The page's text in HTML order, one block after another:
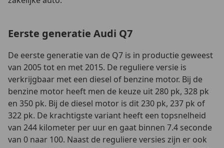
Eerste generatie Audi Q7
De eerste generatie van de Q7 is in productie geweest
van 2005 tot en met 2015. De reguliere versie is
verkrijgbaar met een diesel of benzine motor. Bij de
benzine motor heeft men de keuze uit 280 pk, 328 pk
en 350 pk. Bij de diesel motor is dit 230 pk, 237 pk of
322 pk. De krachtigste variant heeft een topsnelheid
van 244 kilometer per uur en gaat binnen 7.4 seconde
van 0 naar 100. Naast de reguliere versies zijn er ook